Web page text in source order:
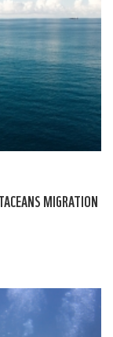
MIGRATION